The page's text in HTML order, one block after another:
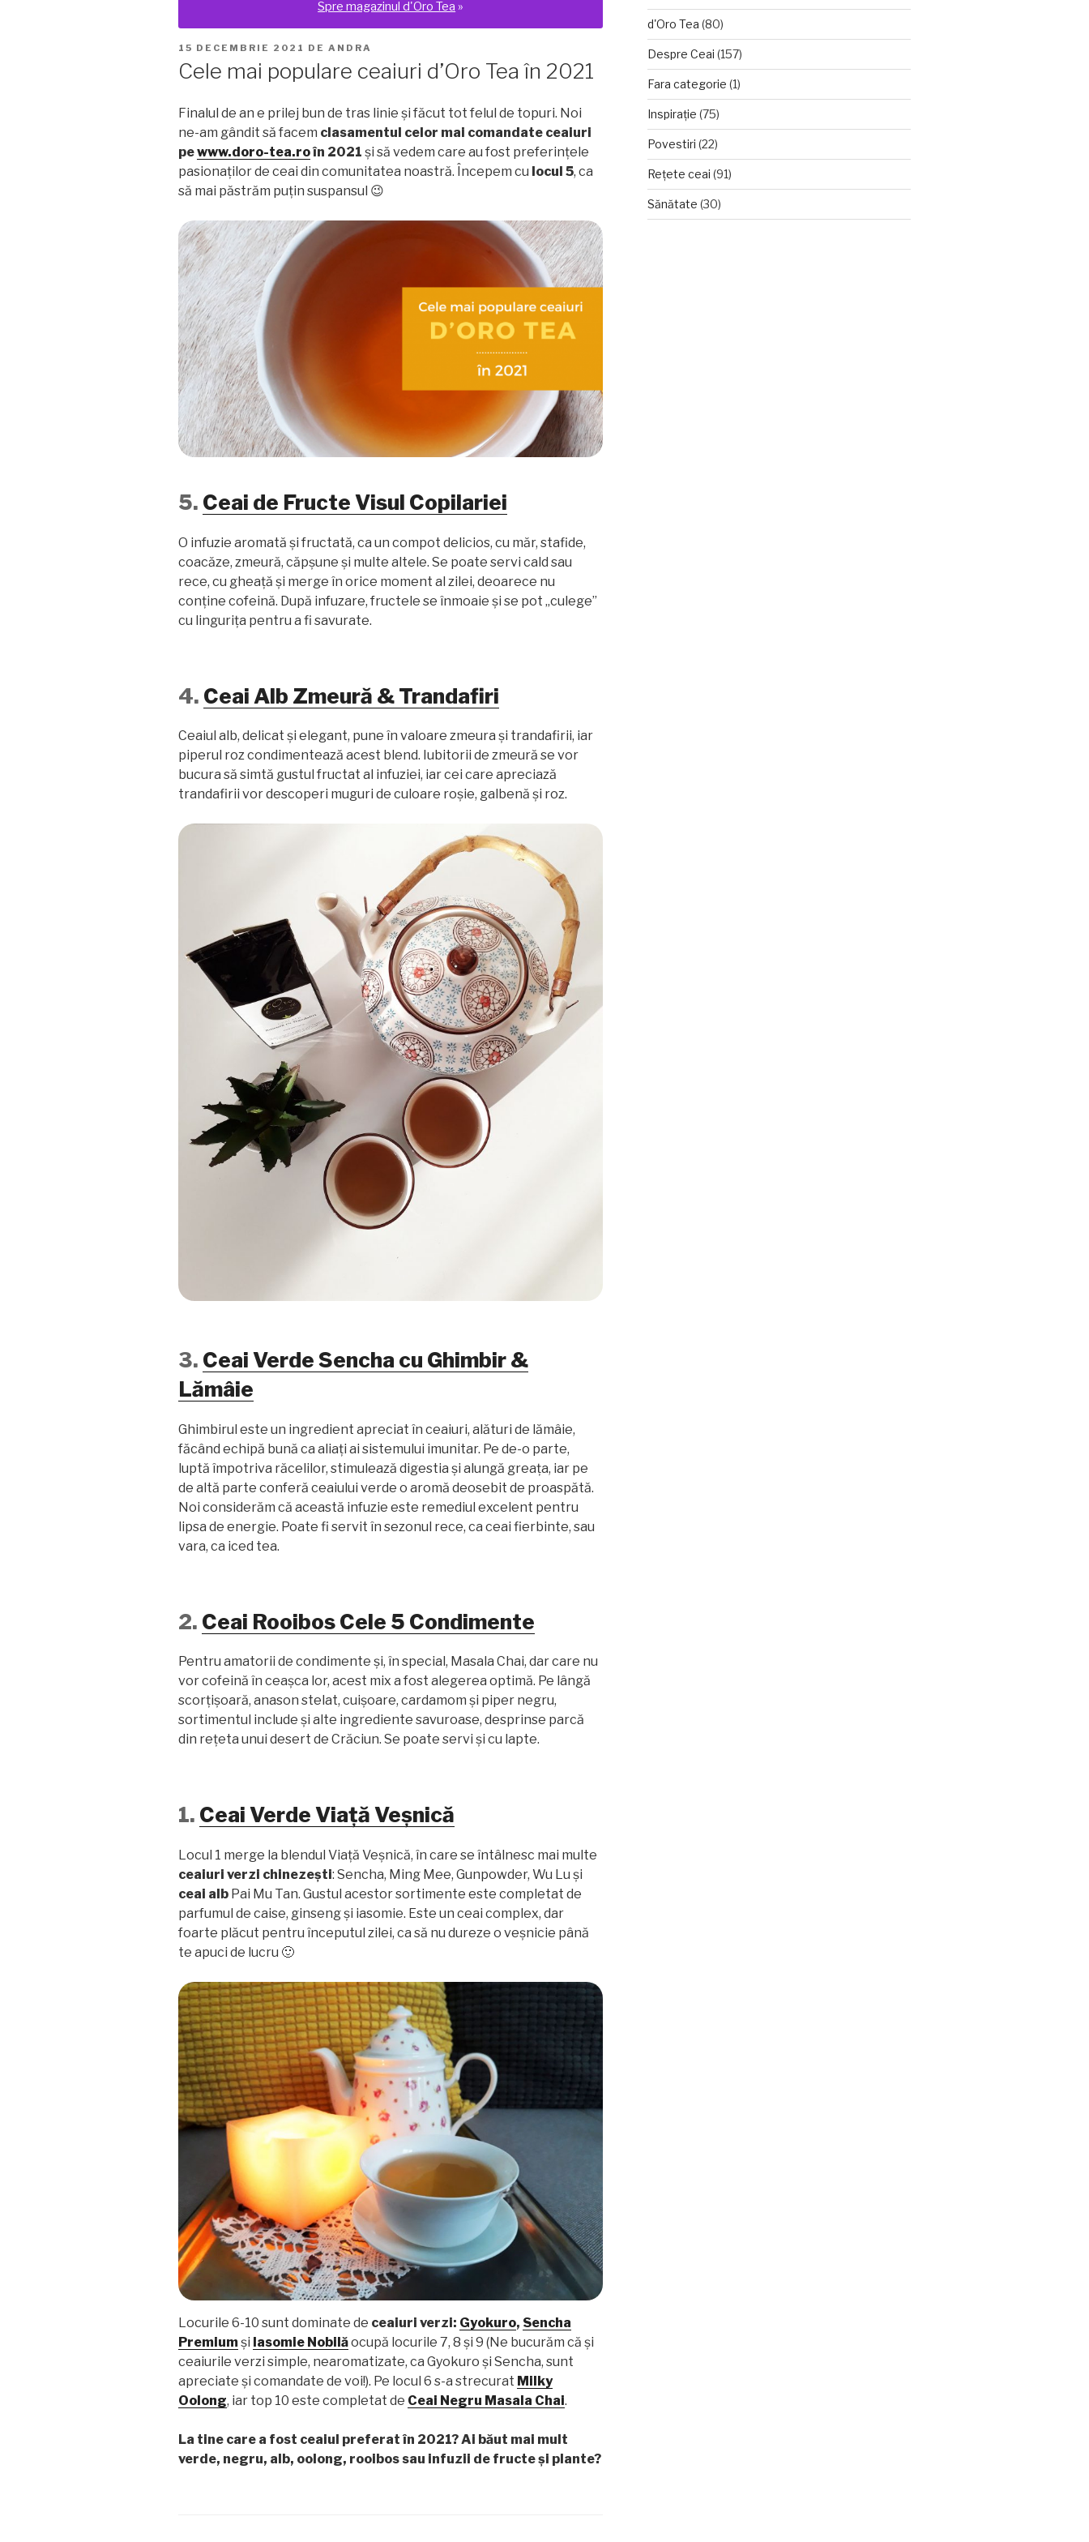
Spre magazinul d'Oro Tea »
PUBLICAT
15 DECEMBRIE 2021 DE ANDRA
Cele mai populare ceaiuri d’Oro Tea în 2021
Finalul de an e prilej bun de tras linie și făcut tot felul de topuri. Noi
ne-am gândit să facem clasamentul celor mai comandate ceaiuri
pewww.doro-tea.roîn 2021 și să vedem care au fost preferințele
pasionaților de ceai din comunitatea noastră. Începem cu locul 5, ca
să mai păstrăm puțin suspansul 😉
5. Ceai de Fructe Visul Copilariei
O infuzie aromată și fructată, ca un compot delicios, cu măr, stafide,
coacăze, zmeură, căpșune și multe altele. Se poate servi cald sau
rece, cu gheață și merge în orice moment al zilei, deoarece nu
conține cofeină. După infuzare, fructele se înmoaie și se pot „culege”
cu lingurița pentru a fi savurate.
4. Ceai Alb Zmeură & Trandafiri
Ceaiul alb, delicat și elegant, pune în valoare zmeura și trandafirii, iar
piperul roz condimentează acest blend. Iubitorii de zmeură se vor
bucura să simtă gustul fructat al infuziei, iar cei care apreciază
trandafirii vor descoperi muguri de culoare roşie, galbenă şi roz.
3. Ceai Verde Sencha cu Ghimbir &
Lămâie
Ghimbirul este un ingredient apreciat în ceaiuri, alături de lămâie,
făcând echipă bună ca aliați ai sistemului imunitar. Pe de-o parte,
luptă împotriva răcelilor, stimulează digestia și alungă greața, iar pe
de altă parte conferă ceaiului verde o aromă deosebit de proaspătă.
Noi considerăm că această infuzie este remediul excelent pentru
lipsa de energie. Poate fi servit în sezonul rece, ca ceai fierbinte, sau
vara, ca iced tea.
2. Ceai Rooibos Cele 5 Condimente
Pentru amatorii de condimente și, în special, Masala Chai, dar care nu
vor cofeină în ceașca lor, acest mix a fost alegerea optimă. Pe lângă
scorțișoară, anason stelat, cuișoare, cardamom și piper negru,
sortimentul include și alte ingrediente savuroase, desprinse parcă
din rețeta unui desert de Crăciun. Se poate servi și cu lapte.
1. Ceai Verde Viață Veșnică
Locul 1 merge la blendul Viață Veșnică, în care se întâlnesc mai multe
ceaiuri verzi chinezești: Sencha, Ming Mee, Gunpowder, Wu Lu și
ceai alb Pai Mu Tan. Gustul acestor sortimente este completat de
parfumul de caise, ginseng și iasomie. Este un ceai complex, dar
foarte plăcut pentru începutul zilei, ca să nu dureze o veșnicie până
te apuci de lucru 🙂
Locurile 6-10 sunt dominate de ceaiuri verzi: Gyokuro, Sencha
Premiumși Iasomie Nobilăocupă locurile 7, 8 și 9 (Ne bucurăm că și
ceaiurile verzi simple, nearomatizate, ca Gyokuro și Sencha, sunt
apreciate și comandate de voi!). Pe locul 6 s-a strecurat Milky
Oolong, iar top 10 este completat de Ceai Negru Masala Chai.
La tine care a fost ceaiul preferat în 2021? Ai băut mai mult
verde, negru, alb, oolong, rooibos sau infuzii de fructe și plante?
d'Oro Tea (80)
Despre Ceai (157)
Fara categorie (1)
Inspirație (75)
Povestiri (22)
Rețete ceai (91)
Sănătate (30)